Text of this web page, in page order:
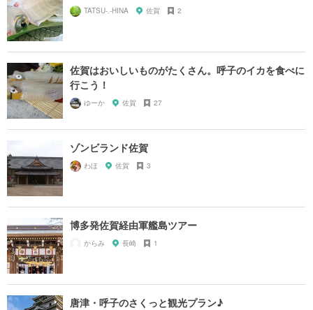
TATSU-.-HINA 佐賀 2
佐賀はおいしいものがたくさん。呼子のイカを食べに
行こう！
ゆーか 佐賀 27
ゾンビランド佐賀
わほ 佐賀 3
博多発佐賀経由軍艦島ツアー
からみ 長崎 1
唐津・呼子のさくっと観光プラン♪